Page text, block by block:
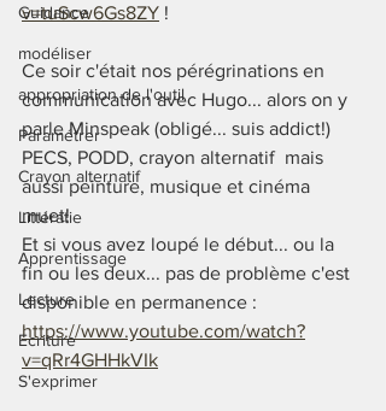
Guidance
modéliser
appropriation de l'outil
Paramétrer
Crayon alternatif
Littératie
Apprentissage
Lecture
Ecriture
S'exprimer
v=tuScw6Gs8ZY !
Ce soir c'était nos pérégrinations en
communication avec Hugo... alors on y
parle Minspeak (obligé... suis addict!)
PECS, PODD, crayon alternatif  mais
aussi peinture, musique et cinéma
muet!
Et si vous avez loupé le début... ou la
fin ou les deux... pas de problème c'est
disponible en permanence :
https://www.youtube.com/watch?
v=qRr4GHHkVIk